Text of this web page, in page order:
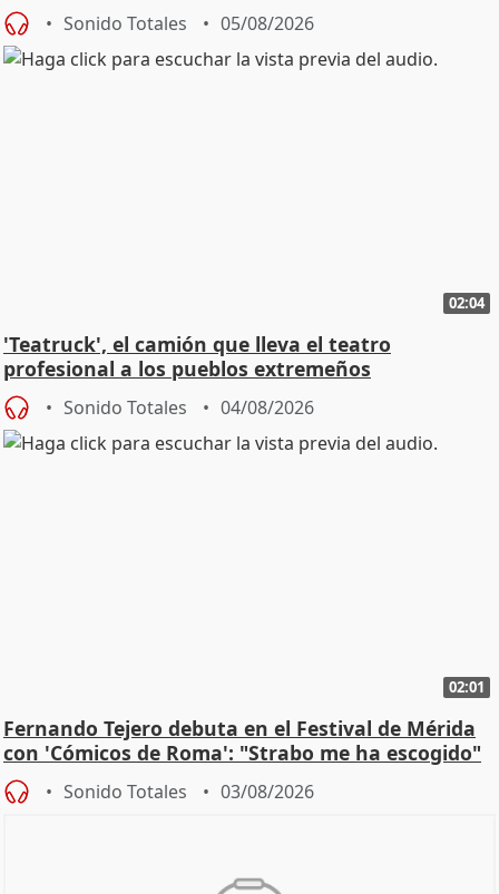
Sonido Totales 05/08/2026
02:04
'Teatruck', el camión que lleva el teatro
profesional a los pueblos extremeños
Sonido Totales 04/08/2026
02:01
Fernando Tejero debuta en el Festival de Mérida
con 'Cómicos de Roma': "Strabo me ha escogido"
Sonido Totales 03/08/2026